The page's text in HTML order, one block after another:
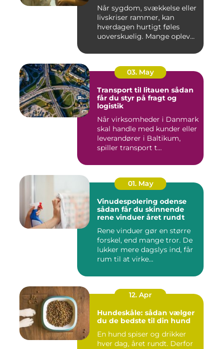
Når sygdom, svækkelse eller
livskriser rammer, kan
hverdagen hurtigt føles
uoverskuelig. Mange oplev...
03. May
Transport til litauen sådan
får du styr på fragt og
logistik
Når virksomheder i Danmark
skal handle med kunder eller
leverandører i Baltikum,
spiller transport t...
01. May
Vinudespolering odense
sådan får du skinnende
rene vinduer året rundt
Rene vinduer gør en større
forskel, end mange tror. De
lukker mere dagslys ind, får
rum til at virke...
12. Apr
Hundeskåle: sådan vælger
du de bedste til din hund
En hund spiser og drikker
hver dag, året rundt. Derfor